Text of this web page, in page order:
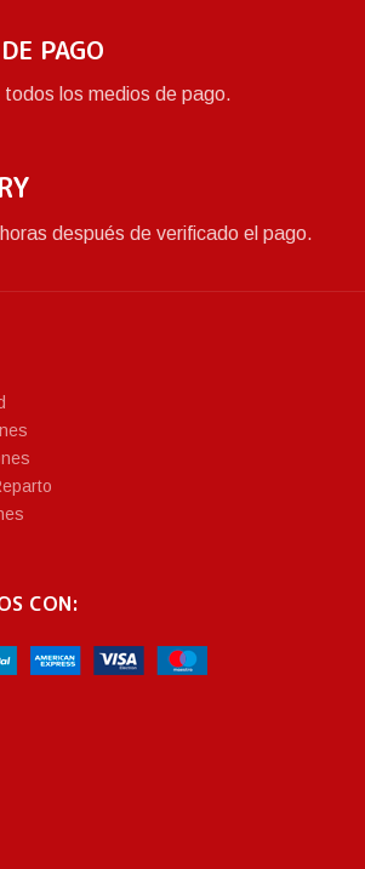
PAGO
los medios de pago.
después de verificado el pago.
CON: